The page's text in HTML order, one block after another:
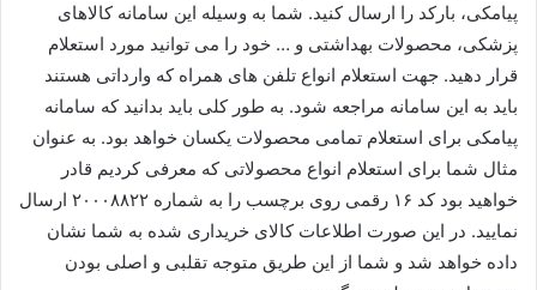
پیامکی، بارکد را ارسال کنید. شما به وسیله این سامانه کالاهای
پزشکی، محصولات بهداشتی و … خود را می‌ توانید مورد استعلام
قرار دهید. جهت استعلام انواع تلفن‌ های همراه که وارداتی هستند
باید به این سامانه مراجعه شود. به طور کلی باید بدانید که سامانه
پیامکی برای استعلام تمامی محصولات یکسان خواهد بود. به عنوان
مثال شما برای استعلام انواع محصولاتی که معرفی کردیم قادر
خواهید بود کد ۱۶ رقمی روی برچسب را به شماره ۲۰۰۰۸۸۲۲ ارسال
نمایید. در این صورت اطلاعات کالای خریداری شده به شما نشان
داده خواهد شد و شما از این طریق متوجه تقلبی و اصلی بودن